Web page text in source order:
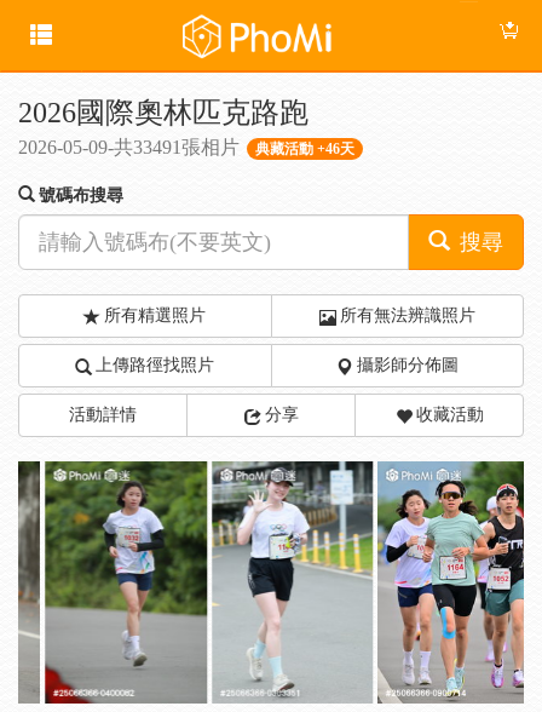
2026國際奧林匹克路跑
2026-05-09-共33491張相片 典藏活動 +46天
號碼布搜尋
搜尋
所有精選照片 所有無法辨識照片
上傳路徑找照片 攝影師分佈圖
活動詳情 分享 收藏活動